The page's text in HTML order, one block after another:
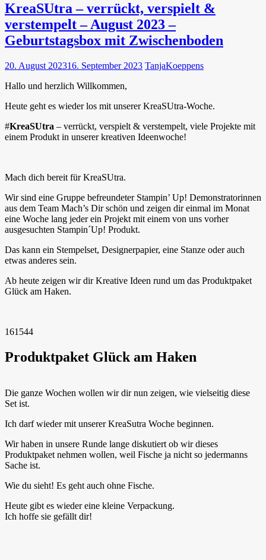
KreaSUtra – verrückt, verspielt &
verstempelt – August 2023 –
Geburtstagsbox mit Zwischenboden
20. August 202316. September 2023 TanjaKoeppens
Hallo und herzlich Willkommen,
Heute geht es wieder los mit unserer KreaSUtra-Woche.
#KreaSUtra – verrückt, verspielt & verstempelt, viele Projekte mit
einem Produkt in unserer kreativen Ideenwoche!
Mach dich bereit für KreaSUtra.
Wir sind eine Gruppe befreundeter Stampin’ Up! Demonstratorinnen
aus dem Team Mach’s Dir schön und zeigen dir einmal im Monat
eine Woche lang jeder ein Projekt mit einem von uns vorher
ausgesuchten Stampin´Up! Produkt.
Das kann ein Stempelset, Designerpapier, eine Stanze oder auch
etwas anderes sein.
Ab heute zeigen wir dir Kreative Ideen rund um das Produktpaket
Glück am Haken.
161544
Produktpaket Glück am Haken
Die ganze Wochen wollen wir dir nun zeigen, wie vielseitig diese
Set ist.
Ich darf wieder mit unserer KreaSutra Woche beginnen.
Wir haben in unsere Runde lange diskutiert ob wir dieses
Produktpaket nehmen wollen, weil Fische ja nicht so jedermanns
Sache ist.
Wie du sieht! Es geht auch ohne Fische.
Heute gibt es wieder eine kleine Verpackung.
Ich hoffe sie gefällt dir!